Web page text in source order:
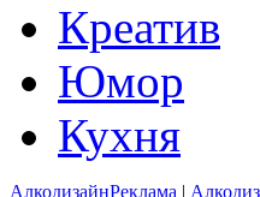
Креатив
Юмор
Кухня
АлкодизайнРеклама |